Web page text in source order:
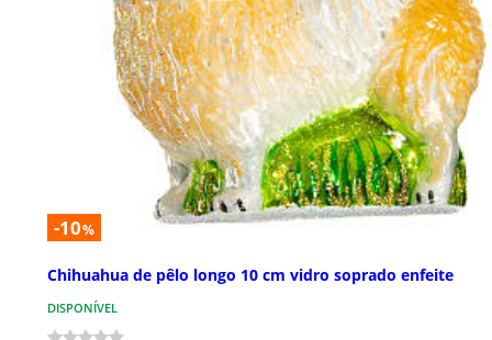
-10%
Chihuahua de pêlo longo 10 cm vidro soprado enfeite
DISPONÍVEL